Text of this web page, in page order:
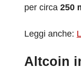
per circa 250
Leggi anche:
Altcoin